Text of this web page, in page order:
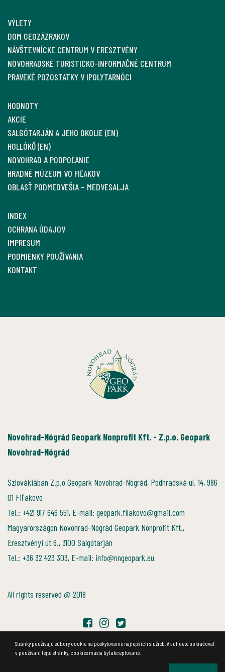
VÝLETY
DOM GEOZÁZRAKOV
NÁVŠTEVNÍCKE CENTRUM V ERESZTVÉNY
NOVOHRADSKÉ TURISTICKO-INFORMAČNÉ CENTRUM
PRAVEKÉ POZOSTATKY V IPOLYTARNÓCI
HODNOTY
AKCIE
SALGÓTARJÁN A JEHO OKOLIE (EN)
HOLLÓKŐ (EN)
NOVOHRAD A PODPOĽANIE
HRADNÉ MÚZEUM VO FIĽAKOV
OBLASŤ PODMEDVEŠIA – MEDVESALJA
INDEX
OCHRANA ÚDAJOV
IMPRESUM
PODMIENKY POUŽÍVANIA
KONTAKT
Novohrad-Nógrád Geopark Nonprofit Kft. - Z.p.o. Geopark
Novohrad-Nógrád
Szlovákiában Z.p.o Geopark Novohrad-Nógrád, Podhradská ul. 14, 986
01 Fiľakovo
Tel.: +421 917 646 551, E-mail: geopark.filakovo@gmail.com
Magyarországon Novohrad-Nógrád Geopark Nonprofit Kft.,
Eresztvényi út 6., 3100 Salgótarján
Tel.: +36 32 423 303, E-mail: info@nngeopark.eu
All rights reserved @ 2018
Stránky používajú súbory cookie na poskytovanie najlepších služieb. Ak chcete pokračovať
v používaní tejto stránky, cookies musia byť akceptované.